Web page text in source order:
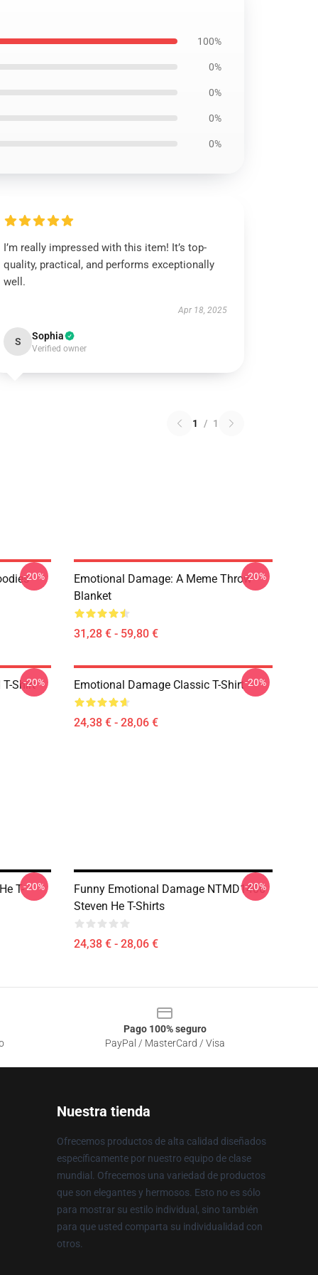
100%
0%
0%
0%
0%
I’m really impressed with this item! It’s top-
quality, practical, and performs exceptionally
well.
Apr 18, 2025
S Sophia
Verified owner
1 / 1
-20%
Emotional Damage: A Meme Throw
Blanket
31,28 € - 59,80 €
-20%
Shirt
-20% Emotional Damage Classic T-Shirt
24,38 € - 28,06 €
-20%
T--20%
Funny Emotional Damage NTMD1406
Steven He T-Shirts
24,38 € - 28,06 €
-20%
Pago 100% seguro
PayPal / MasterCard / Visa
Nuestra tienda
Ofrecemos productos de alta calidad diseñados
específicamente por nuestro equipo de clase
mundial. Ofrecemos una variedad de productos
que son elegantes y hermosos. Esto no es sólo
para mostrar su estilo individual, sino también
para que usted comparta su individualidad con
otros.